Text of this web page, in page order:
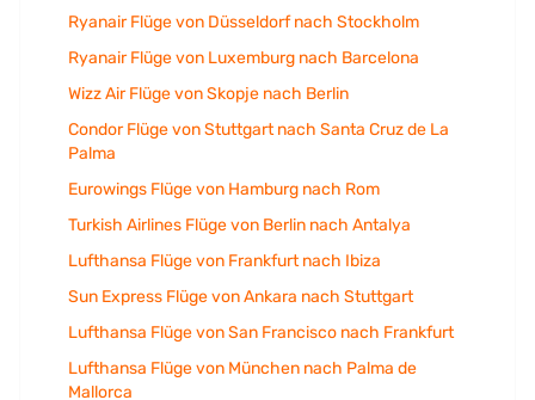
Ryanair Flüge von Düsseldorf nach Stockholm
Ryanair Flüge von Luxemburg nach Barcelona
Wizz Air Flüge von Skopje nach Berlin
Condor Flüge von Stuttgart nach Santa Cruz de La
Palma
Eurowings Flüge von Hamburg nach Rom
Turkish Airlines Flüge von Berlin nach Antalya
Lufthansa Flüge von Frankfurt nach Ibiza
Sun Express Flüge von Ankara nach Stuttgart
Lufthansa Flüge von San Francisco nach Frankfurt
Lufthansa Flüge von München nach Palma de
Mallorca